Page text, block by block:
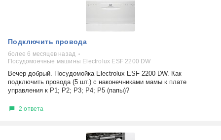
Подключить провода
более 6 месяцев назад
Посудомоечные машины Electrolux ESF 2200 DW
Вечер добрый. Посудомойка Electrolux ESF 2200 DW. Как
подключить провода (5 шт.) с наконечниками мамы к плате
управления к Р1; Р2; Р3; Р4; Р5 (папы)?
2 ответа